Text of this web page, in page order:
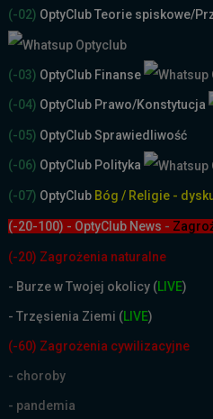
(-02) OptyClub Teorie spiskowe/
(-03) OptyClub Finanse
(-04) OptyClub Prawo/Konstytucja
(-05) OptyClub Sprawiedliwość
(-06) OptyClub Polityka
(-07) OptyClub Bóg / Religie -
(-20-100) - OptyClub News -
(-20) Zagrożenia naturalne
- Burze w Twojej okolicy (LIVE)
- Trzęsienia Ziemi (LIVE)
(-60) Zagrożenia cywilizacyjne
- choroby
- pandemia